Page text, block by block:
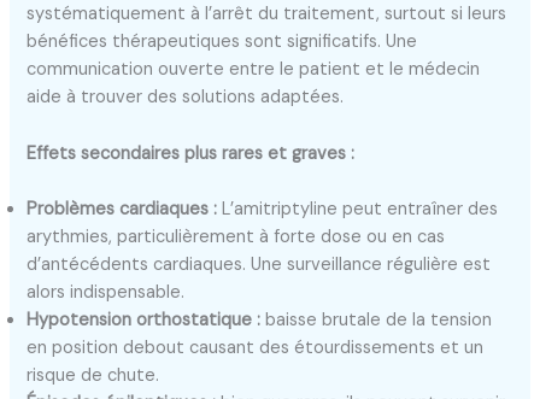
systématiquement à l’arrêt du traitement, surtout si leurs
bénéfices thérapeutiques sont significatifs. Une
communication ouverte entre le patient et le médecin
aide à trouver des solutions adaptées.
Effets secondaires plus rares et graves :
Problèmes cardiaques : L’amitriptyline peut entraîner des
arythmies, particulièrement à forte dose ou en cas
d’antécédents cardiaques. Une surveillance régulière est
alors indispensable.
Hypotension orthostatique : baisse brutale de la tension
en position debout causant des étourdissements et un
risque de chute.